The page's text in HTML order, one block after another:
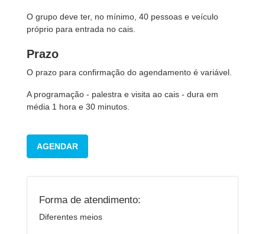
O grupo deve ter, no mínimo, 40 pessoas e veículo
próprio para entrada no cais.
Prazo
O prazo para confirmação do agendamento é variável.
A programação - palestra e visita ao cais - dura em
média 1 hora e 30 minutos.
AGENDAR
Forma de atendimento:
Diferentes meios